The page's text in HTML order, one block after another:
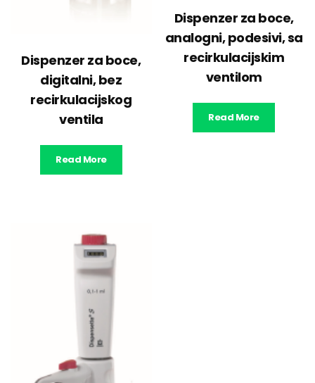
Dispenzer za boce,
digitalni, bez
recirkulacijskog
ventila
Read More
Dispenzer za boce,
analogni, podesivi, sa
recirkulacijskim
ventilom
Read More